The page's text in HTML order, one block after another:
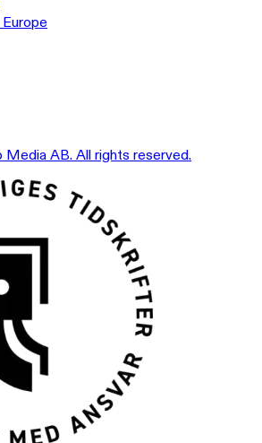
AB. All rights reserved.